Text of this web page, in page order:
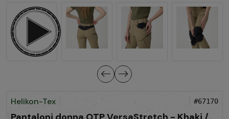
Helikon-Tex #67170